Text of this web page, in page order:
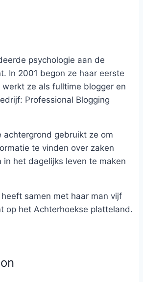
psychologie aan de
In 2001 begon ze haar eerste
ze als fulltime blogger en
Professional Blogging
achtergrond gebruikt ze om
te vinden over zaken
in het dagelijks leven te maken
samen met haar man vijf
op het Achterhoekse platteland.